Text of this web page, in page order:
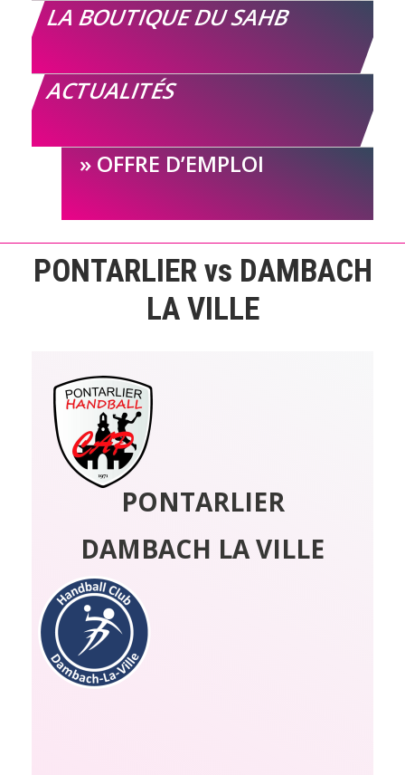
LA BOUTIQUE DU SAHB
ACTUALITÉS
OFFRE D’EMPLOI
PONTARLIER vs DAMBACH
LA VILLE
PONTARLIER
DAMBACH LA VILLE